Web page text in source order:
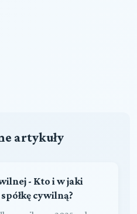
artykuły
- Kto i w jaki
cywilną?